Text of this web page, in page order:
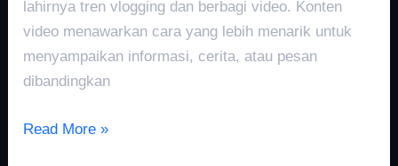
lahirnya tren vlogging dan berbagi video. Konten
video menawarkan cara yang lebih menarik untuk
menyampaikan informasi, cerita, atau pesan
dibandingkan
Read More »